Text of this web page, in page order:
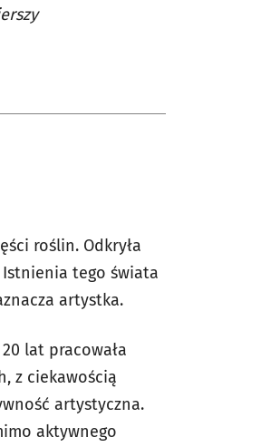
roślin. Odkryła
tego świata
artystka.
lat pracowała
z ciekawością
artystyczna.
aktywnego